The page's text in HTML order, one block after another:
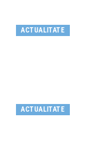
ACTUALITATE
ACTUALITATE